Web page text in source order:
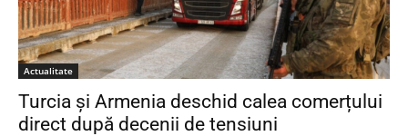
Actualitate
Turcia și Armenia deschid calea comerțului
direct după decenii de tensiuni